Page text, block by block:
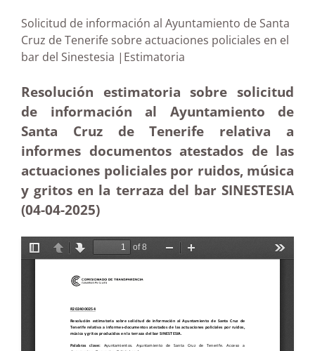
Solicitud de información al Ayuntamiento de Santa
Cruz de Tenerife sobre actuaciones policiales en el
bar del Sinestesia |Estimatoria
Resolución estimatoria sobre solicitud
de información al Ayuntamiento de
Santa Cruz de Tenerife relativa a
informes documentos atestados de las
actuaciones policiales por ruidos, música
y gritos en la terraza del bar SINESTESIA
(04-04-2025)